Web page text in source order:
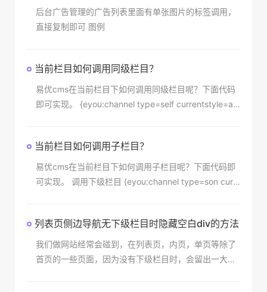
后台广告管理的广告列表里面有单张图片的标签调用，
直接复制即可 图例
当前栏目如何调用同级栏目？
易优cms在当前栏目下如何调用同级栏目呢？下面代码
即可实现。 {eyou:channel type=self currentstyle=ac
you:ch
当前栏目如何调用子栏目？
易优cms在当前栏目下如何调用子栏目呢？下面代码即
可实现。 调用下级栏目 {eyou:channel type=son curr
ame}/
列表页侧边导航无下级栏目时隐藏空白div的方法
我们做网站经常会碰到，在列表页，内页，单页等除了
首页的一些页面，因为没有下级栏目时，会留出一大块